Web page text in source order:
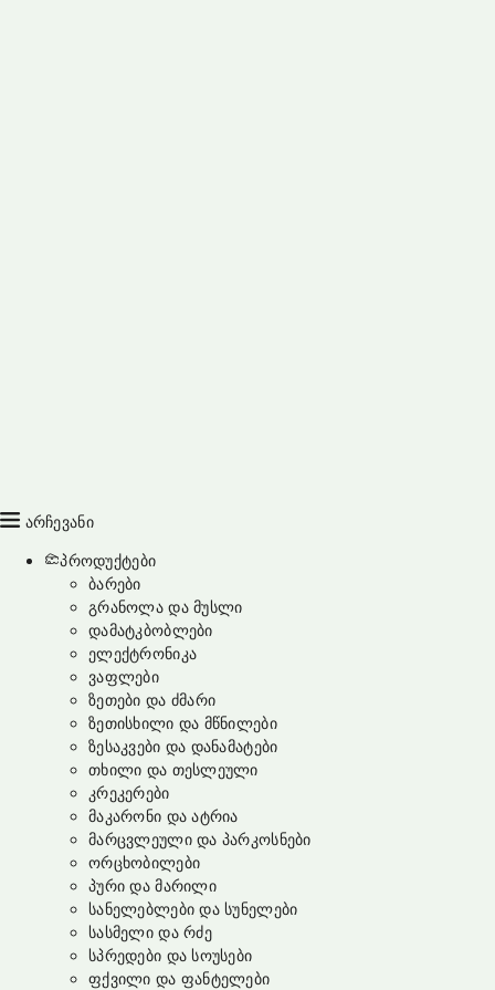
არჩევანი
პროდუქტები
ბარები
გრანოლა და მუსლი
დამატკბობლები
ელექტრონიკა
ვაფლები
ზეთები და ძმარი
ზეთისხილი და მწნილები
ზესაკვები და დანამატები
თხილი და თესლეული
კრეკერები
მაკარონი და ატრია
მარცვლეული და პარკოსნები
ორცხობილები
პური და მარილი
სანელებლები და სუნელები
სასმელი და რძე
სპრედები და სოუსები
ფქვილი და ფანტელები